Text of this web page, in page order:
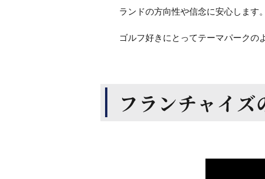
ランドの方向性や信念に安心します。
ゴルフ好きにとってテーマパークの
フランチャイ